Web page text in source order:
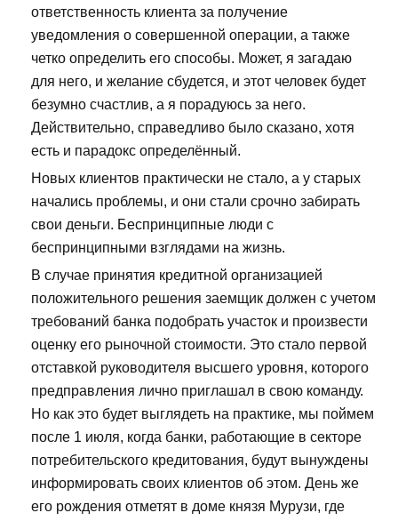
ответственность клиента за получение
уведомления о совершенной операции, а также
четко определить его способы. Может, я загадаю
для него, и желание сбудется, и этот человек будет
безумно счастлив, а я порадуюсь за него.
Действительно, справедливо было сказано, хотя
есть и парадокс определённый.
Новых клиентов практически не стало, а у старых
начались проблемы, и они стали срочно забирать
свои деньги. Беспринципные люди с
беспринципными взглядами на жизнь.
В случае принятия кредитной организацией
положительного решения заемщик должен с учетом
требований банка подобрать участок и произвести
оценку его рыночной стоимости. Это стало первой
отставкой руководителя высшего уровня, которого
предправления лично приглашал в свою команду.
Но как это будет выглядеть на практике, мы поймем
после 1 июля, когда банки, работающие в секторе
потребительского кредитования, будут вынуждены
информировать своих клиентов об этом. День же
его рождения отметят в доме князя Мурузи, где